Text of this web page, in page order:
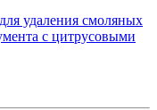
удаления смоляных
с цитрусовыми